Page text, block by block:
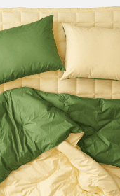
大哥付你分期」之契約關係目
或地址）提供予台灣大哥大進
分期帳單所需資料之確認、核對
詳閱以下連結：
https://
AFTEE先享後付 」之結帳頁面
需取消欲退款等相關疑問，請
netprotections.freshdesk.com/
份有限公司提供之「AFTEE先
範圍內提供個人資料，並將交
有限公司。
事宜，請瀏覽以下網址：
事先徵得法定代理人或監護人
若未經同意申辦者引起之損失
後付」時，將依據個別帳號之
額度；若仍有額度不足之情形